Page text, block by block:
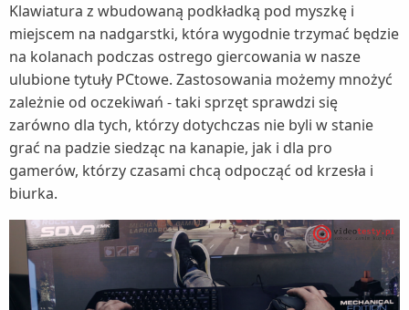
Klawiatura z wbudowaną podkładką pod myszkę i
miejscem na nadgarstki, która wygodnie trzymać będzie
na kolanach podczas ostrego giercowania w nasze
ulubione tytuły PCtowe. Zastosowania możemy mnożyć
zależnie od oczekiwań - taki sprzęt sprawdzi się
zarówno dla tych, którzy dotychczas nie byli w stanie
grać na padzie siedząc na kanapie, jak i dla pro
gamerów, którzy czasami chcą odpocząć od krzesła i
biurka.